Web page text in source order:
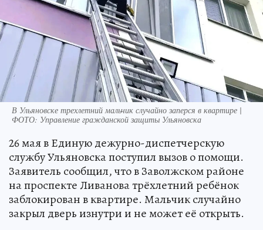
В Ульяновске трехлетний мальчик случайно заперся в квартире |
ФОТО: Управление гражданской защиты Ульяновска
26 мая в Единую дежурно-диспетчерскую
службу Ульяновска поступил вызов о помощи.
Заявитель сообщил, что в Заволжском районе
на проспекте Ливанова трёхлетний ребёнок
заблокирован в квартире. Мальчик случайно
закрыл дверь изнутри и не может её открыть.